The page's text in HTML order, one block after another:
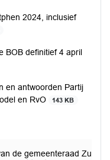
2024, inclusief
BOB definitief 4 april
en antwoorden Partij
en RvO
143 KB
de gemeenteraad